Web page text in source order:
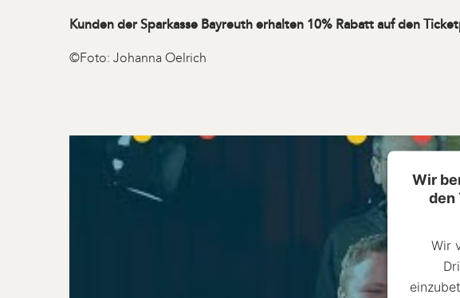
Kunden der Sparkasse Bayreuth erhalten 10% Rabatt auf den
©Foto: Johanna Oelrich
Wir
den
Wir